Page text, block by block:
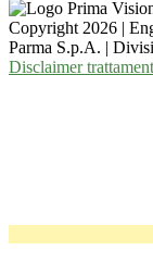
Copyright 2026 |
Parma S.p.A. |
Disclaimer